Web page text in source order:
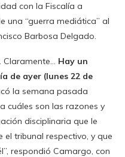
con la Fiscalía a
una “guerra mediática” al
Barbosa Delgado.
Claramente… Hay un
de ayer (lunes 22 de
la semana pasada
cuáles son las razones y
disciplinaria que le
tribunal respectivo, y que
respondió Camargo, con